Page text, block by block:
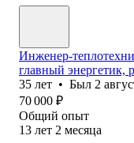
Инженер-
главный энергетик,
35 лет • Был 2
70 000 ₽
Общий опыт
13 лет 2 месяца